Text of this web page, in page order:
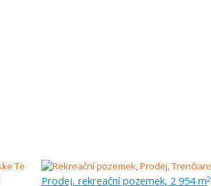
Prodej, rekreační pozemek, 2 954 m2